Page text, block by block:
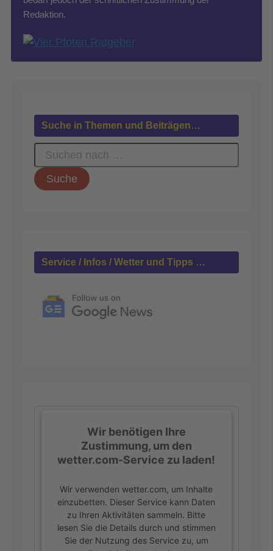
Redaktion.
Suche in Themen und Beiträgen…
c
h
:
Service / Infos / Wetter und Tipps …
Wir benötigen Ihre
Zustimmung, um den
wetter.com-Service zu laden!
Wir verwenden wetter.com, um Inhalte
einzubetten. Dieser Service kann Daten
zu Ihren Aktivitäten sammeln. Bitte
lesen Sie die Details durch und stimmen
Sie der Nutzung des Service zu, um